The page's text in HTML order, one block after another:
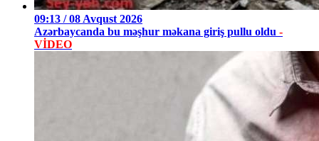
09:13 / 08 Avqust 2026
Azərbaycanda bu məşhur məkana giriş pullu oldu -
VİDEO